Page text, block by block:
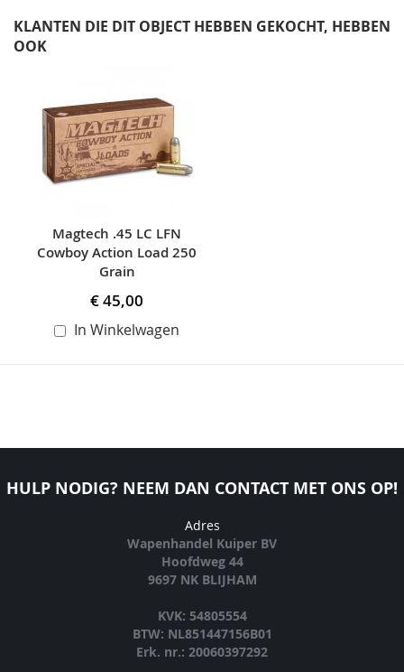
KLANTEN DIE DIT OBJECT HEBBEN GEKOCHT, HEBBEN
OOK
Magtech .45 LC LFN
Cowboy Action Load 250
Grain
€ 45,00
In Winkelwagen
HULP NODIG? NEEM DAN CONTACT MET ONS OP!
Adres
Wapenhandel Kuiper BV
Hoofdweg 44
9697 NK BLIJHAM
KVK: 54805554
BTW: NL851447156B01
Erk. nr.: 20060397292